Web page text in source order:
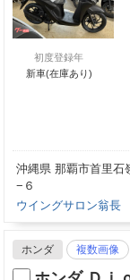
初度登録年
新車(在庫あり)
沖縄県 那覇市首里石
−６
ウイングサロン翁長
ホンダ 複数画像